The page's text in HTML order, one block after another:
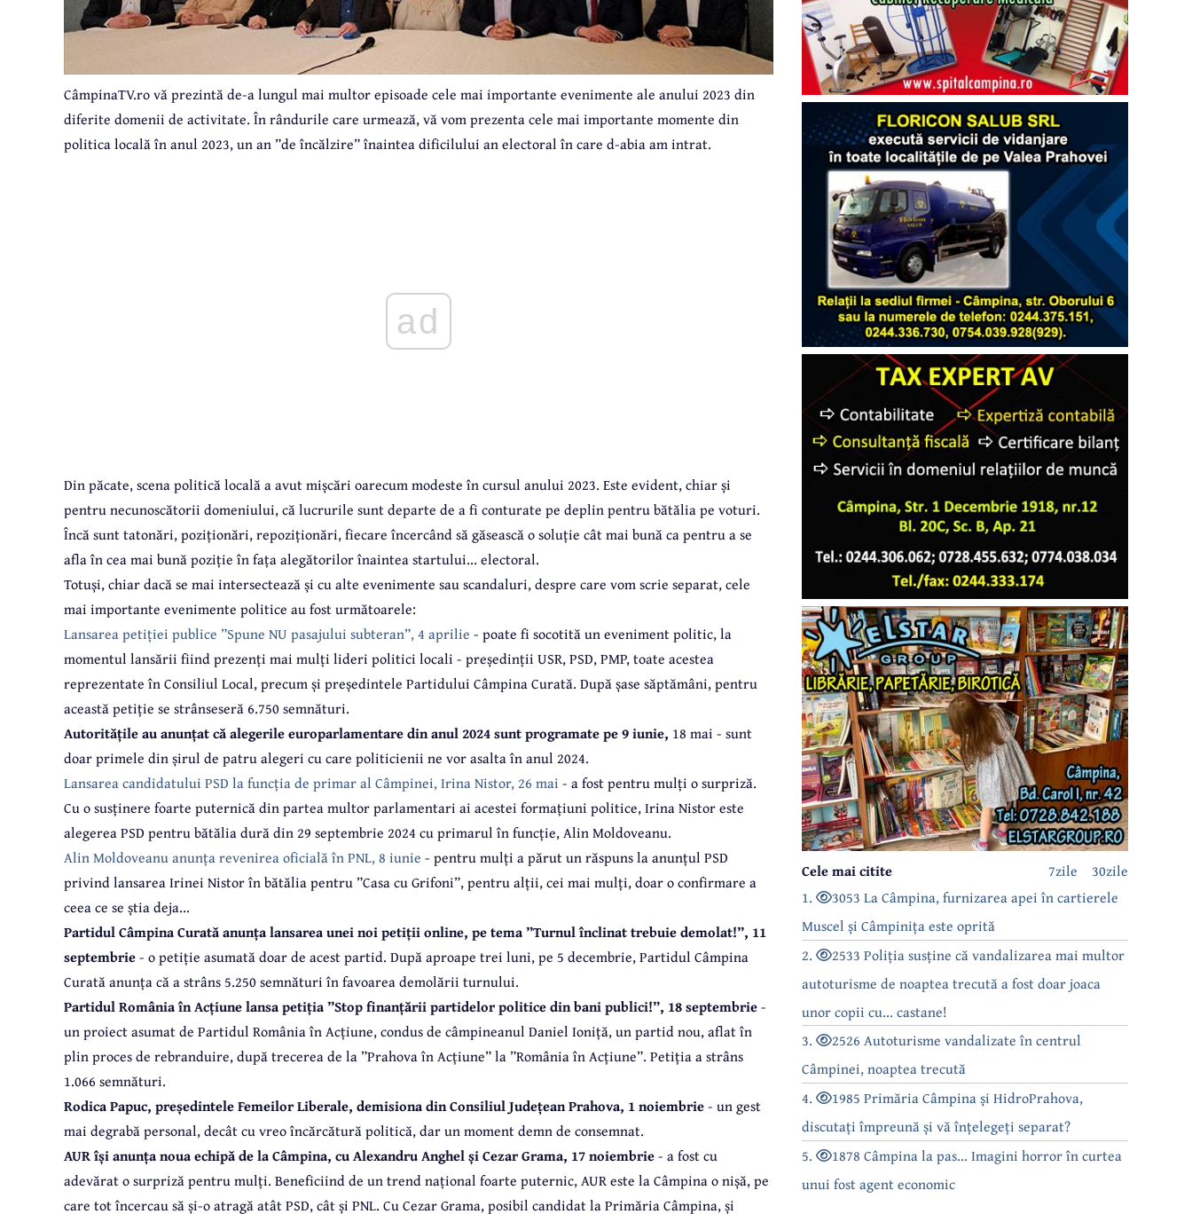
CâmpinaTV.ro vă prezintă de-a lungul mai multor episoade cele mai importante evenimente ale anului 2023 din
diferite domenii de activitate. În rândurile care urmează, vă vom prezenta cele mai importante momente din
politica locală în anul 2023, un an ”de încălzire” înaintea dificilului an electoral în care d-abia am intrat.
ad
Din păcate, scena politică locală a avut mișcări oarecum modeste în cursul anului 2023. Este evident, chiar și
pentru necunoscătorii domeniului, că lucrurile sunt departe de a fi conturate pe deplin pentru bătălia pe voturi.
Încă sunt tatonări, poziționări, repoziționări, fiecare încercând să găsească o soluție cât mai bună ca pentru a se
afla în cea mai bună poziție în fața alegătorilor înaintea startului... electoral.
Totuși, chiar dacă se mai intersectează și cu alte evenimente sau scandaluri, despre care vom scrie separat, cele
mai importante evenimente politice au fost următoarele:
Lansarea petiției publice ”Spune NU pasajului subteran”, 4 aprilie - poate fi socotită un eveniment politic, la
momentul lansării fiind prezenți mai mulți lideri politici locali - președinții USR, PSD, PMP, toate acestea
reprezentate în Consiliul Local, precum și președintele Partidului Câmpina Curată. După șase săptămâni, pentru
această petiție se strânseseră 6.750 semnături.
Autoritățile au anunțat că alegerile europarlamentare din anul 2024 sunt programate pe 9 iunie, 18 mai - sunt
doar primele din șirul de patru alegeri cu care politicienii ne vor asalta în anul 2024.
Lansarea candidatului PSD la funcția de primar al Câmpinei, Irina Nistor, 26 mai - a fost pentru mulți o surpriză.
Cu o susținere foarte puternică din partea multor parlamentari ai acestei formațiuni politice, Irina Nistor este
alegerea PSD pentru bătălia dură din 29 septembrie 2024 cu primarul în funcție, Alin Moldoveanu.
Alin Moldoveanu anunța revenirea oficială în PNL, 8 iunie - pentru mulți a părut un răspuns la anunțul PSD
privind lansarea Irinei Nistor în bătălia pentru ”Casa cu Grifoni”, pentru alții, cei mai mulți, doar o confirmare a
ceea ce se știa deja...
Partidul Câmpina Curată anunța lansarea unei noi petiții online, pe tema ”Turnul înclinat trebuie demolat!”, 11
septembrie- o petiție asumată doar de acest partid. După aproape trei luni, pe 5 decembrie, Partidul Câmpina
Curată anunța că a strâns 5.250 semnături în favoarea demolării turnului.
Partidul România în Acțiune lansa petiția ”Stop finanțării partidelor politice din bani publici!”, 18 septembrie-
un proiect asumat de Partidul România în Acțiune, condus de câmpineanul Daniel Ioniță, un partid nou, aflat în
plin proces de rebranduire, după trecerea de la ”Prahova în Acțiune” la ”România în Acțiune”. Petiția a strâns
1.066 semnături.
Rodica Papuc, președintele Femeilor Liberale, demisiona din Consiliul Județean Prahova, 1 noiembrie- un gest
mai degrabă personal, decât cu vreo încărcătură politică, dar un moment demn de consemnat.
AUR își anunța noua echipă de la Câmpina, cu Alexandru Anghel și Cezar Grama, 17 noiembrie- a fost cu
adevărat o surpriză pentru mulți. Beneficiind de un trend național foarte puternic, AUR este la Câmpina o nișă, pe
care tot încercau să și-o atragă atât PSD, cât și PNL. Cu Cezar Grama, posibil candidat la Primăria Câmpina, și
30zile
7zile
Cele mai citite
1.
3053 La Câmpina, furnizarea apei în cartierele
Muscel și Câmpinița este oprită
2.
2533 Poliția susține că vandalizarea mai multor
autoturisme de noaptea trecută a fost doar joaca
unor copii cu... castane!
3.
2526 Autoturisme vandalizate în centrul
Câmpinei, noaptea trecută
4.
1985 Primăria Câmpina și HidroPrahova,
discutați împreună și vă înțelegeți separat?
5.
1878 Câmpina la pas... Imagini horror în curtea
unui fost agent economic